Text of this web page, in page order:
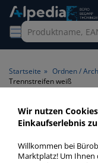
Startseite » Ordnen /
Trennstreifen weiß
weiß
Wir nutzen
Einkaufserlebnis
Willkommen bei
Marktplatz! Um Ihnen